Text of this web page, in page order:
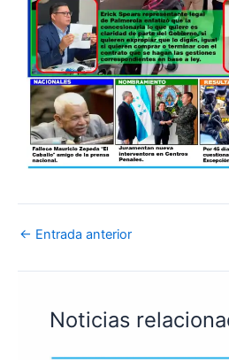
← Entrada anterior
Noticias